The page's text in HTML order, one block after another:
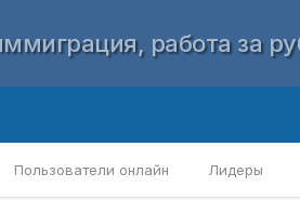
работа за
Пользователи онлайн Лидеры